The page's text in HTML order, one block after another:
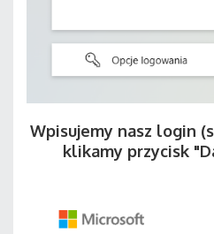
Wpisujemy nasz login
klikamy przycisk